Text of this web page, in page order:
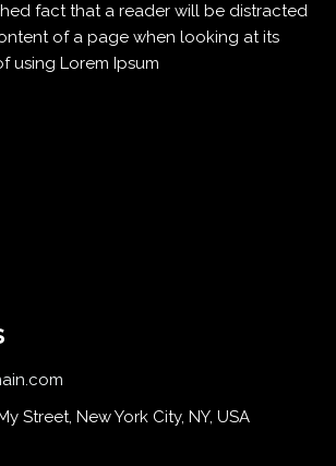
fact that a reader will be distracted
of a page when looking at its
using Lorem Ipsum
Street, New York City, NY, USA